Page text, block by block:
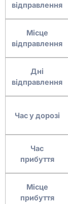
відправлення
Місце
відправлення
Дні
відправлення
Час у дорозі
Час
прибуття
Місце
прибуття